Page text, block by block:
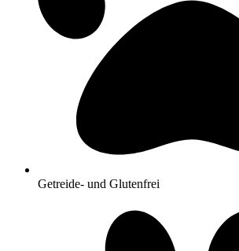
Getreide- und Glutenfrei